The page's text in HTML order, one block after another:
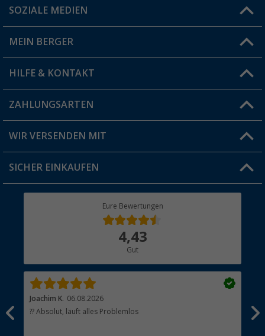
Du hast eine Frage?
Filiale finden
SOZIALE MEDIEN
MEIN BERGER
Vorteilskarte
Blog
Jobs & Karriere
HILFE & KONTAKT
FAQ & Kontakt
Versandinformationen
Rücksendung
ZAHLUNGSARTEN
WIR VERSENDEN MIT
SICHER EINKAUFEN
Eure Bewertungen
4,43
Gut
Joachim K. 06.08.2026
?? Absolut, läuft alles Problemlos